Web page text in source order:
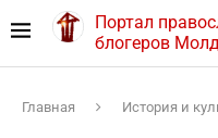
Портал
блогеров
Главная История и